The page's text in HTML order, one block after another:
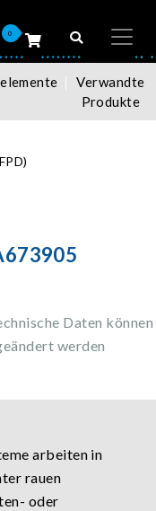
0
Verwandte
Produkte
Daten können
werden
arbeiten in
rauen
oder